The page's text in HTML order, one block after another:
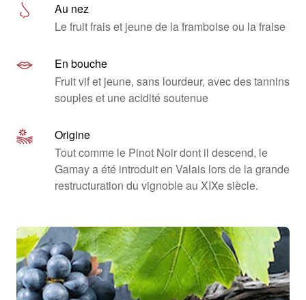
Au nez
Le fruit frais et jeune de la framboise ou la fraise
En bouche
Fruit vif et jeune, sans lourdeur, avec des tannins
souples et une acidité soutenue
Origine
Tout comme le Pinot Noir dont il descend, le
Gamay a été introduit en Valais lors de la grande
restructuration du vignoble au XIXe siècle.